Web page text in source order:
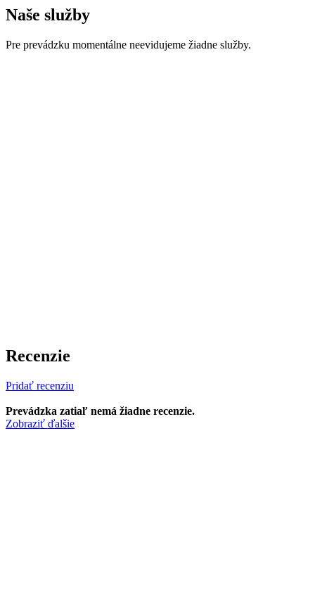
Naše služby
Pre prevádzku momentálne neevidujeme žiadne služby.
Recenzie
Pridať recenziu
Prevádzka zatiaľ nemá žiadne recenzie.
Zobraziť ďalšie